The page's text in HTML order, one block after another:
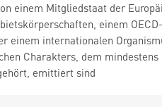
einem Mitgliedstaat der
einem OECD-
einem internationalen
Charakters, dem mindestens
emittiert sind